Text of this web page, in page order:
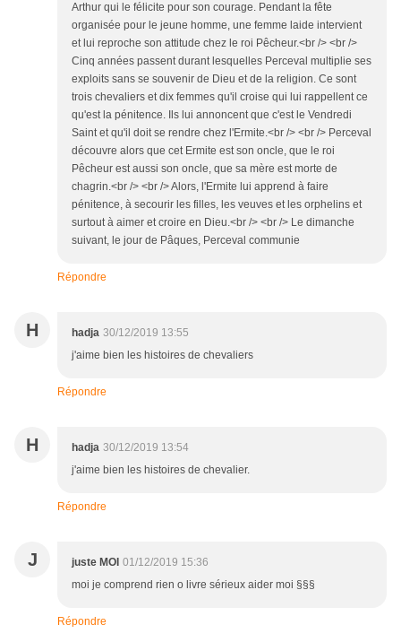
Arthur qui le félicite pour son courage. Pendant la fête
organisée pour le jeune homme, une femme laide intervient
et lui reproche son attitude chez le roi Pêcheur.<br /> <br />
Cinq années passent durant lesquelles Perceval multiplie ses
exploits sans se souvenir de Dieu et de la religion. Ce sont
trois chevaliers et dix femmes qu'il croise qui lui rappellent ce
qu'est la pénitence. Ils lui annoncent que c'est le Vendredi
Saint et qu'il doit se rendre chez l'Ermite.<br /> <br /> Perceval
découvre alors que cet Ermite est son oncle, que le roi
Pêcheur est aussi son oncle, que sa mère est morte de
chagrin.<br /> <br /> Alors, l'Ermite lui apprend à faire
pénitence, à secourir les filles, les veuves et les orphelins et
surtout à aimer et croire en Dieu.<br /> <br /> Le dimanche
suivant, le jour de Pâques, Perceval communie
Répondre
H hadja 30/12/2019 13:55
j'aime bien les histoires de chevaliers
Répondre
H hadja 30/12/2019 13:54
j'aime bien les histoires de chevalier.
Répondre
J juste MOI 01/12/2019 15:36
moi je comprend rien o livre sérieux aider moi §§§
Répondre